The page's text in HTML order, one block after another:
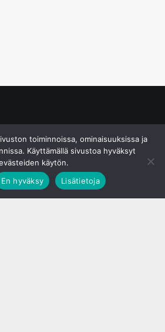
toiminnoissa, ominaisuuksissa ja
Käyttämällä sivustoa hyväksyt
käytön.
En hyväksy Lisätietoja